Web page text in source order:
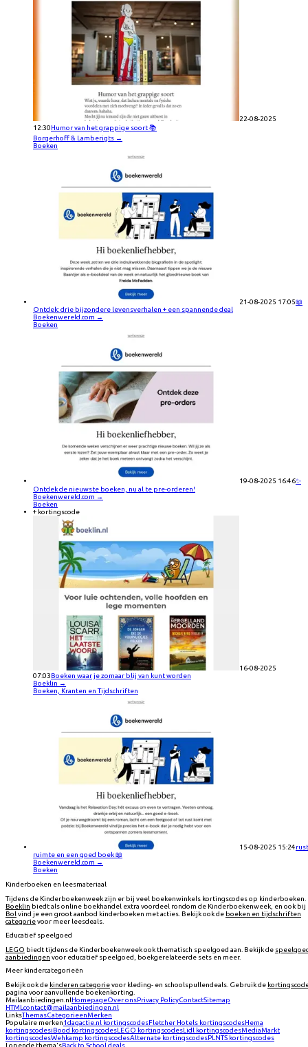
22-08-2025
12:30Humor van het grappige soort 📚
Borgerhoff & Lamberigts →
Boeken
21-08-2025 17:05📖
Ontdek: drie bijzondere levensverhalen + een spannende deal
Boekenwereld.com →
Boeken
19-08-2025 16:46✨
Ontdek de nieuwste boeken, nu al te pre-orderen!
Boekenwereld.com →
Boeken
+ kortingscode
16-08-2025
07:03Boeken waar je zomaar blij van kunt worden
Boeklin →
Boeken, Kranten en Tijdschriften
15-08-2025 15:24
ruimte en een goed boek 📖
Boekenwereld.com →
Boeken
Kinderboeken en leesmateriaal
Tijdens de Kinderboekenweek zijn er bij veel boekenwinkels kortingscodes op kinderboeken.
Boeklin biedt als online boekhandel extra voordeel rondom de Kinderboekenweek, en ook bij
Bolvind je een groot aanbod kinderboeken met acties. Bekijk ook de boeken en tijdschriften
categorievoor meer leesdeals.
Educatief speelgoed
LEGO biedt tijdens de Kinderboekenweek ook thematisch speelgoed aan. Bekijk de
aanbiedingen voor educatief speelgoed, boekgerelateerde sets en meer.
Meer kindercategorieën
Bekijk ook de kinderen categorievoor kleding- en schoolspullendeals. Gebruik de
pagina voor aanvullende boekenkorting.
Mailaanbiedingen.nlHomepageOver onsPrivacy PolicyContactSitemap
HTML contact@mailaanbiedingen.nl
LinksThemasCategorieenMerken
Populaire merken1dagactie.nl kortingscodesFletcher Hotels kortingscodesHema
kortingscodesiBood kortingscodesLEGO kortingscodesLidl kortingscodesMediaMarkt
kortingscodesWehkamp kortingscodesAlternate kortingscodesPLNTS kortingscodes
Lopende thema'sBack to School deals